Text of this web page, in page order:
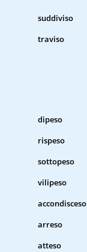
suddiviso
traviso
dipeso
rispeso
sottopeso
vilipeso
accondisceso
arreso
atteso